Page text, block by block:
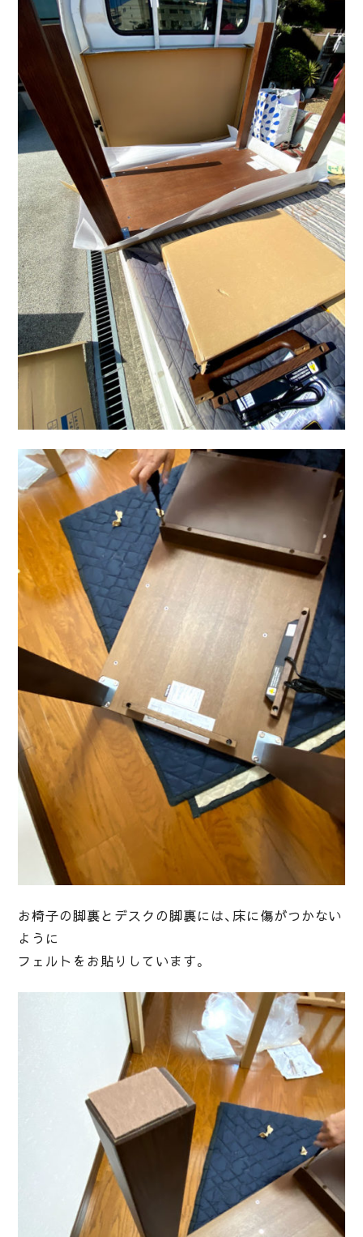
お椅子の脚裏とデスクの脚裏には、床に傷がつかない
ように
フェルトをお貼りしています。